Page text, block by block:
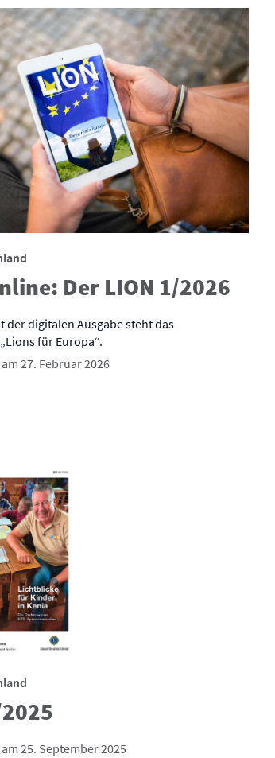
Der LION 1/2026
der digitalen Ausgabe steht das
für Europa“.
27. Februar 2026
25. September 2025